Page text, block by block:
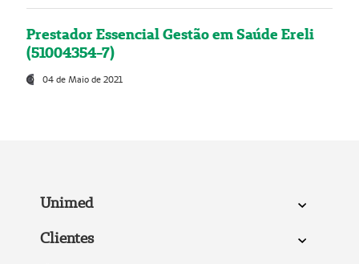
Prestador Essencial Gestão em Saúde Ereli
(51004354-7)
04 de Maio de 2021
Unimed
Clientes